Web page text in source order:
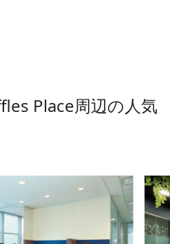
Place周辺の人気